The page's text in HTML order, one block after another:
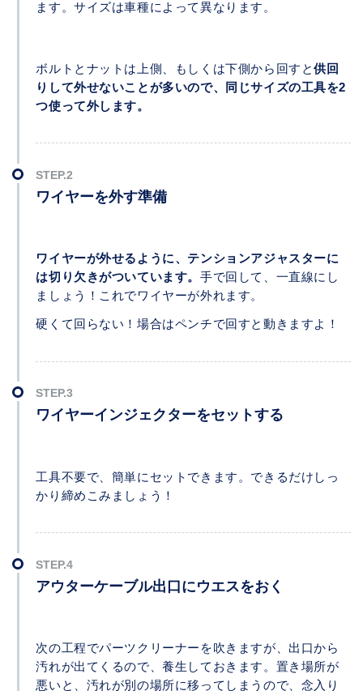
ます。サイズは車種によって異なります。
ボルトとナットは上側、もしくは下側から回すと供回
りして外せないことが多いので、同じサイズの工具を2
つ使って外します。
ワイヤーを外す準備
ワイヤーが外せるように、テンションアジャスターに
は切り欠きがついています。手で回して、一直線にし
ましょう！これでワイヤーが外れます。
硬くて回らない！場合はペンチで回すと動きますよ！
ワイヤーインジェクターをセットする
工具不要で、簡単にセットできます。できるだけしっ
かり締めこみましょう！
アウターケーブル出口にウエスをおく
次の工程でパーツクリーナーを吹きますが、出口から
汚れが出てくるので、養生しておきます。置き場所が
悪いと、汚れが別の場所に移ってしまうので、念入り